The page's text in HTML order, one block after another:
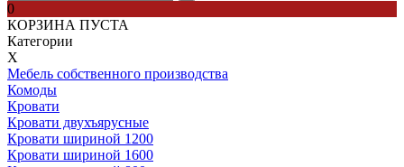
0
КОРЗИНА ПУСТА
Категории
Х
Мебель собственного производства
Комоды
Кровати
Кровати двухъярусные
Кровати шириной 1200
Кровати шириной 1600